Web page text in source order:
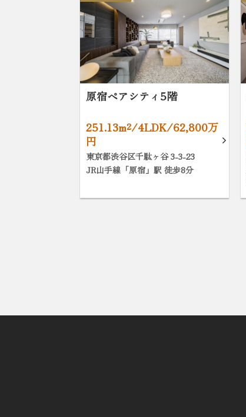
原宿ペアシティ5階
251.13m²/4LDK/62,800万
円
東京都渋谷区千駄ヶ谷 3-3-23
JR山手線「原宿」駅 徒歩8分